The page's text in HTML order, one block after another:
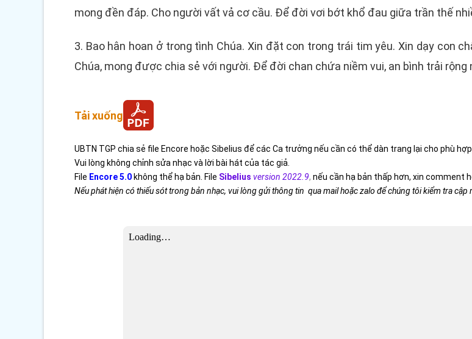
mong đền đáp. Cho người vất vả cơ cầu. Để đời vơi bớt khổ đau giữa trần thế
3. Bao hân hoan ở trong tình Chúa. Xin đặt con trong trái tim yêu. Xin dạy con
Chúa, mong được chia sẻ với người. Để đời chan chứa niềm vui, an bình trải rộng
Tải xuống
UBTN TGP chia sẻ file Encore hoặc Sibelius để các Ca trưởng nếu cần có thể dàn trang lại cho phù
Vui lòng không chỉnh sửa nhạc và lời bài hát của tác giả.
File Encore 5.0 không thể hạ bản. File Sibelius version 2022.9, nếu cần hạ bản thấp hơn, xin comment
Nếu phát hiện có thiếu sót trong bản nhạc, vui lòng gửi thông tin qua mail hoặc zalo để chúng tôi kiểm tra cập